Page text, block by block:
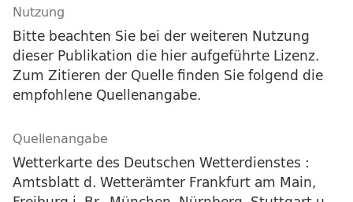
Nutzung
Bitte beachten Sie bei der weiteren Nutzung
dieser Publikation die hier aufgeführte Lizenz.
Zum Zitieren der Quelle finden Sie folgend die
empfohlene Quellenangabe.
Quellenangabe
Wetterkarte des Deutschen Wetterdienstes :
Amtsblatt d. Wetterämter Frankfurt am Main,